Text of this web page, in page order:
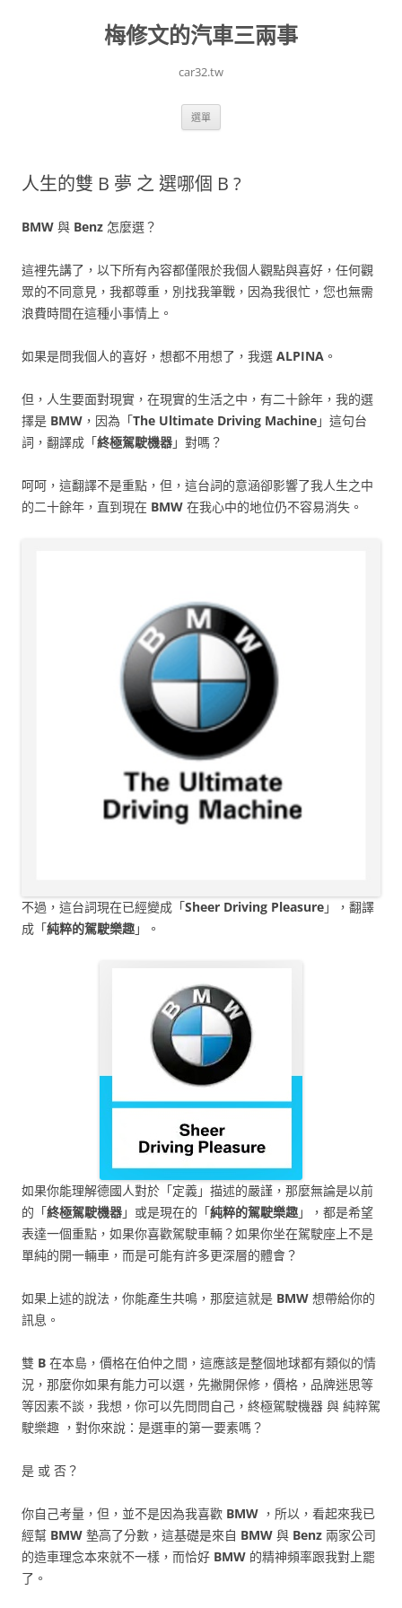
梅修文的汽車三兩事
car32.tw
選單
人生的雙 B 夢 之 選哪個 B ?
BMW 與 Benz 怎麼選？
這裡先講了，以下所有內容都僅限於我個人觀點與喜好，任何觀
眾的不同意見，我都尊重，別找我筆戰，因為我很忙，您也無需
浪費時間在這種小事情上。
如果是問我個人的喜好，想都不用想了，我選 ALPINA 。
但，人生要面對現實，在現實的生活之中，有二十餘年，我的選
擇是 BMW ，因為「The Ultimate Driving Machine」這句台
詞，翻譯成「終極駕駛機器」對嗎？
呵呵，這翻譯不是重點，但，這台詞的意涵卻影響了我人生之中
的二十餘年，直到現在 BMW 在我心中的地位仍不容易消失。
不過，這台詞現在已經變成「Sheer Driving Pleasure」，翻譯
成「純粹的駕駛樂趣」。
如果你能理解德國人對於「定義」描述的嚴謹，那麼無論是以前
的「終極駕駛機器」或是現在的「純粹的駕駛樂趣」，都是希望
表達一個重點，如果你喜歡駕駛車輛？如果你坐在駕駛座上不是
單純的開一輛車，而是可能有許多更深層的體會？
如果上述的說法，你能產生共鳴，那麼這就是 BMW 想帶給你的
訊息。
雙 B 在本島，價格在伯仲之間，這應該是整個地球都有類似的情
況，那麼你如果有能力可以選，先撇開保修，價格，品牌迷思等
等因素不談，我想，你可以先問問自己，終極駕駛機器 與 純粹駕
駛樂趣 ，對你來說：是選車的第一要素嗎？
是 或 否？
你自己考量，但，並不是因為我喜歡 BMW ，所以，看起來我已
經幫 BMW 墊高了分數，這基礎是來自 BMW 與 Benz 兩家公司
的造車理念本來就不一樣，而恰好 BMW 的精神頻率跟我對上罷
了。